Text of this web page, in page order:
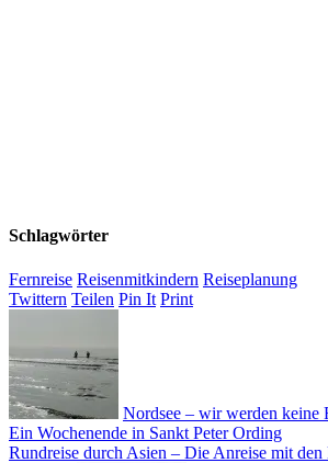
Schlagwörter
Fernreise Reisenmitkindern Reiseplanung
Twittern Teilen Pin It Print
Nordsee – wir werden
Ein Wochenende in Sankt Peter Ording
Rundreise durch Asien – Die Anreise mit